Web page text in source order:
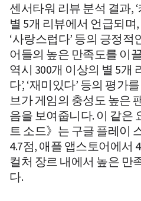
센서타워 리뷰 분석 결과,
별 5개 리뷰에서 언급되며,
‘사랑스럽다’ 등의 긍정
어들의 높은 만족도를 이
역시 300개 이상의 별 5개
다’, ‘재미있다’ 등의 평가
브가 게임의 충성도 높은
음을 보여줍니다. 이 같은
트 소드》는 구글 플레이
4.7점, 애플 앱스토어에서
컬처 장르 내에서 높은 만
다.